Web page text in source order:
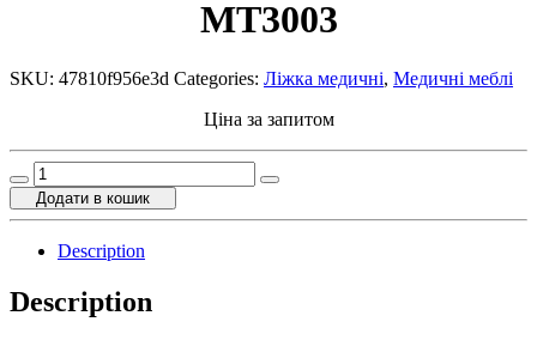
MT3003
SKU: 47810f956e3d Categories: Ліжка медичні, Медичні меблі
Ціна за запитом
Функциональная
кровать
MT3003
Додати в кошик
Description
Description